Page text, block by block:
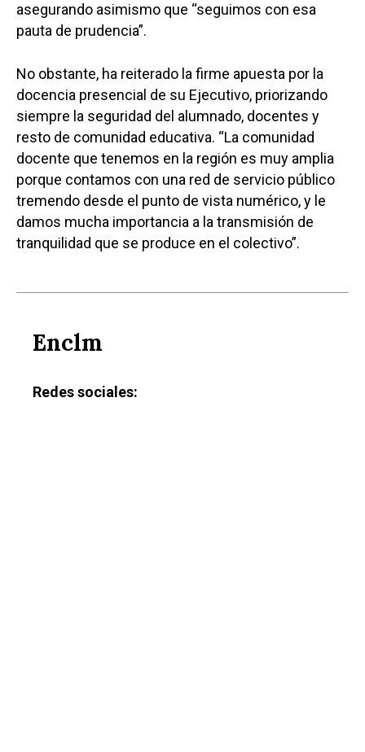
asegurando asimismo que “seguimos con esa
pauta de prudencia”.
No obstante, ha reiterado la firme apuesta por la
docencia presencial de su Ejecutivo, priorizando
siempre la seguridad del alumnado, docentes y
resto de comunidad educativa. “La comunidad
docente que tenemos en la región es muy amplia
porque contamos con una red de servicio público
tremendo desde el punto de vista numérico, y le
damos mucha importancia a la transmisión de
tranquilidad que se produce en el colectivo”.
Enclm
Redes sociales:
Ciudad Real
Albacete
Cuenca
Guadalajara
Talavera
Sanidad
Economía
Educación
Cultura
Deportes
Sucesos
Planeta Rural